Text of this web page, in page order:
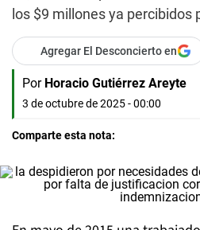
los $9 millones ya percibidos
Agregar El Desconcierto en
Por Horacio Gutiérrez Areyte
3 de octubre de 2025 - 00:00
Comparte esta nota: